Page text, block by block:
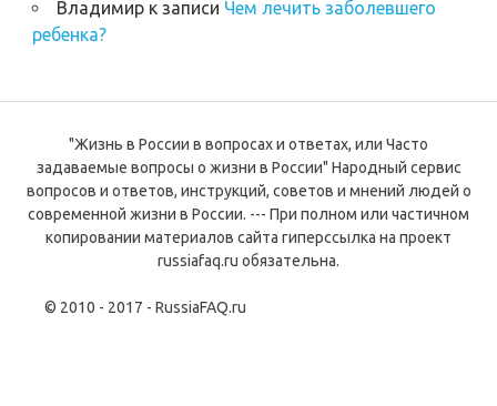
Владимирк записи Чем лечить заболевшего
ребенка?
"Жизнь в России в вопросах и ответах, или Часто
задаваемые вопросы о жизни в России" Народный сервис
вопросов и ответов, инструкций, советов и мнений людей о
современной жизни в России. --- При полном или частичном
копировании материалов сайта гиперссылка на проект
russiafaq.ru обязательна.
© 2010 - 2017 - RussiaFAQ.ru